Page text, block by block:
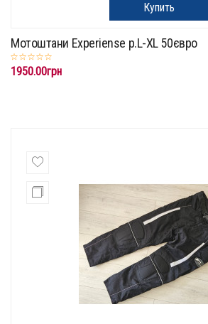
Купить
Мотоштани Experiense p.L-XL 50євро
1950.00грн